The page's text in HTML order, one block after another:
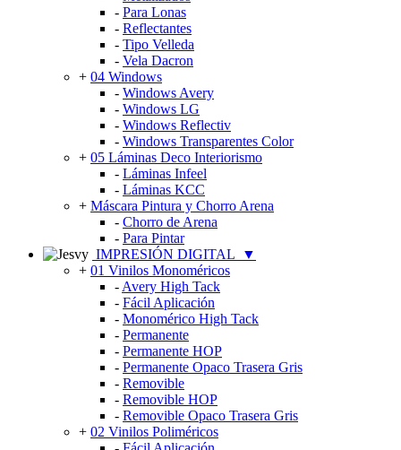
- Para Lonas
- Reflectantes
- Tipo Velleda
- Vela Dacron
+ 04 Windows
- Windows Avery
- Windows LG
- Windows Reflectiv
- Windows Transparentes Color
+ 05 Láminas Deco Interiorismo
- Láminas Infeel
- Láminas KCC
+ Máscara Pintura y Chorro Arena
- Chorro de Arena
- Para Pintar
IMPRESIÓN DIGITAL
▼
+ 01 Vinilos Monoméricos
- Avery High Tack
- Fácil Aplicación
- Monomérico High Tack
- Permanente
- Permanente HOP
- Permanente Opaco Trasera Gris
- Removible
- Removible HOP
- Removible Opaco Trasera Gris
+ 02 Vinilos Poliméricos